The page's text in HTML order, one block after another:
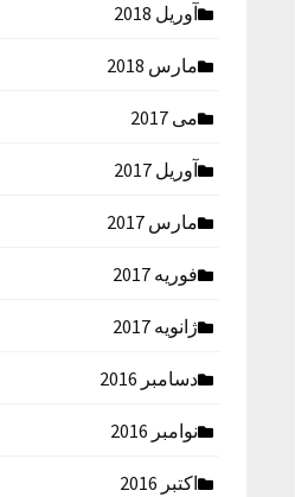
آوریل 2018
مارس 2018
می 2017
آوریل 2017
مارس 2017
فوریه 2017
ژانویه 2017
دسامبر 2016
نوامبر 2016
اکتبر 2016